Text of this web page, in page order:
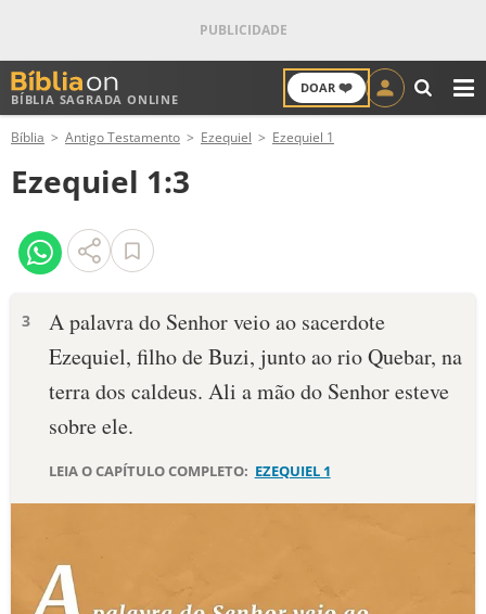
BÍBLIA SAGRADA ONLINE
DOAR ❤️
ANTIGO TESTAMENTO
NOVO TESTAMENTO
VERSÍCULOS
PALAVRA DO DIA
SALMO DO DIA
DEVOCIONAL DIÁRIO
ESTUDOS BÍBLICOS
Bíblia Antigo Testamento Ezequiel Ezequiel 1
Ezequiel 1:3
3
A palavra do Senhor veio ao sacerdote
Ezequiel, filho de Buzi, junto ao rio Quebar, na
terra dos caldeus. Ali a mão do Senhor esteve
sobre ele.
LEIA O CAPÍTULO COMPLETO: EZEQUIEL 1